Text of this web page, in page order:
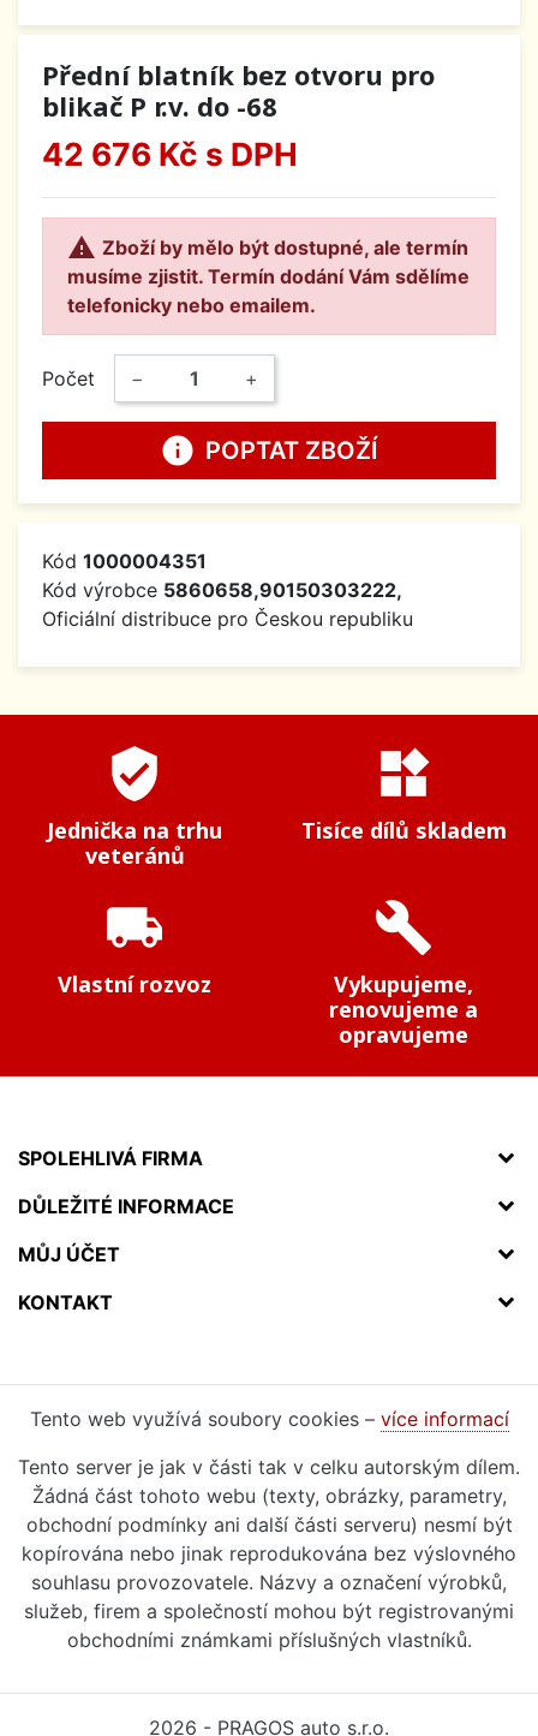
Přední blatník bez otvoru pro
blikač P r.v. do -68
42 676 Kč s DPH
 Zboží by mělo být dostupné, ale termín
musíme zjistit. Termín dodání Vám sdělíme
telefonicky nebo emailem.
Počet − +
info POPTAT ZBOŽÍ
Kód 1000004351
Kód výrobce 5860658,90150303222,
Oficiální distribuce pro Českou republiku
verified_user
Jednička na trhu
veteránů
widgets
Tisíce dílů skladem
local_shipping
Vlastní rozvoz
build
Vykupujeme,
renovujeme a
opravujeme
SPOLEHLIVÁ FIRMA
DŮLEŽITÉ INFORMACE
MŮJ ÚČET
KONTAKT
Tento web využívá soubory cookies – více informací
Tento server je jak v části tak v celku autorským dílem.
Žádná část tohoto webu (texty, obrázky, parametry,
obchodní podmínky ani další části serveru) nesmí být
kopírována nebo jinak reprodukována bez výslovného
souhlasu provozovatele. Názvy a označení výrobků,
služeb, firem a společností mohou být registrovanými
obchodními známkami příslušných vlastníků.
2026 - PRAGOS auto s.r.o.